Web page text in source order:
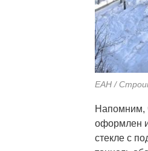
ЕАН /
Напомним,
оформлен
стекле с